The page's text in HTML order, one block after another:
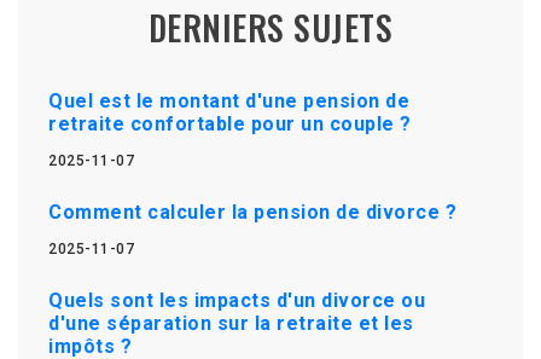
DERNIERS SUJETS
Quel est le montant d'une pension de
retraite confortable pour un couple ?
2025-11-07
Comment calculer la pension de divorce ?
2025-11-07
Quels sont les impacts d'un divorce ou
d'une séparation sur la retraite et les
impôts ?